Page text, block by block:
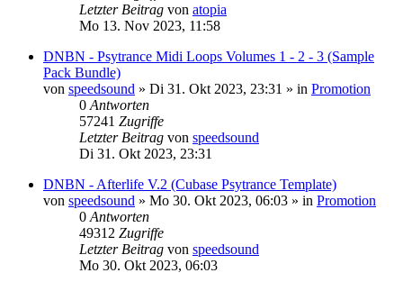
Letzter Beitrag von atopia
Mo 13. Nov 2023, 11:58
DNBN - Psytrance Midi Loops Volumes 1 - 2 - 3 (Sample
Pack Bundle)
von speedsound » Di 31. Okt 2023, 23:31 » in Promotion
0 Antworten
57241 Zugriffe
Letzter Beitrag von speedsound
Di 31. Okt 2023, 23:31
DNBN - Afterlife V.2 (Cubase Psytrance Template)
von speedsound » Mo 30. Okt 2023, 06:03 » in Promotion
0 Antworten
49312 Zugriffe
Letzter Beitrag von speedsound
Mo 30. Okt 2023, 06:03